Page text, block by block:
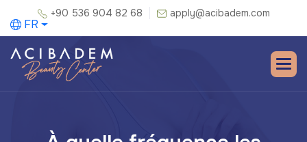
+90 536 904 82 68 apply@acibadem.com
FR